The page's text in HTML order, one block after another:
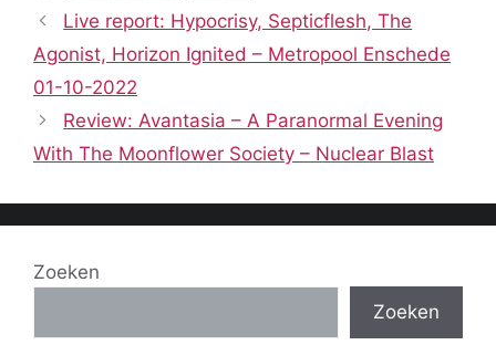
Live report: Hypocrisy, Septicflesh, The
Agonist, Horizon Ignited – Metropool Enschede
01-10-2022
Review: Avantasia – A Paranormal Evening
With The Moonflower Society – Nuclear Blast
Zoeken
Zoeken